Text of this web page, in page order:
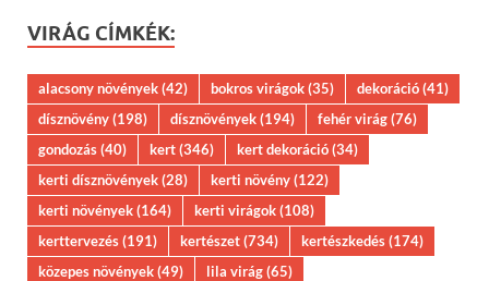
VIRÁG CÍMKÉK:
alacsony növények(42) bokros virágok(35) dekoráció(41)
dísznövény(198) dísznövények(194) fehér virág(76)
gondozás(40) kert(346) kert dekoráció(34)
kerti dísznövények(28) kerti növény(122)
kerti növények(164) kerti virágok(108)
kerttervezés(191) kertészet(734) kertészkedés(174)
közepes növények(49) lila virág(65)